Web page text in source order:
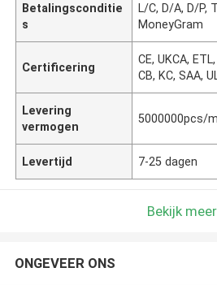
Betalingsconditie
s
L/C, D/A, D/P,
MoneyGram
Certificering
CE, UKCA,
CB, KC, SAA,
Levering
vermogen
5000000pcs/
Levertijd 7-25 dagen
Bekijk meer
ONGEVEER ONS